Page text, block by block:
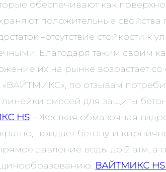
обеспечивают как
положительные
–отсутствие стойкости
Благодаря таким своим
их на рынке возрастает со
по отзывам
линейки смесей для защиты
HS – Жесткая обмазочная
придает бетону и
давление воды до 2 атм,
ВАЙТМИКС